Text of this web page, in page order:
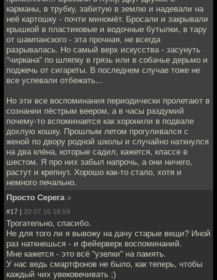
карманы, в трубку, забитую в землю и надевали на
неё картошку - почти миномёт. Бросали и закрывали
крышкой в пластиковые и водочные бутылки, в тару
от шампанского - эта прочная, не всегда
разрывалась. Но самый верх искусства - засунуть
"чиркана" по шляпку в грязь или в собачье дерьмо и
поджечь от сигареты. В последнем случае тоже не
все успевали отбежать...
Но эти все воспоминания периодически пролетают в
сознании пёстрым веером, а в часы раздумий
почему-то вспоминается как хоронили в подвале
дохлую кошку. Прошлым летом прогуливался с
женой по двору родной школы и случайно наткнулся
на два клёна, которые садил, кажется, классе в
шестом. Я про них забыл напрочь, а они ничего,
растут и крепнут. Хорошо как-то стало, хотя и
немного печально.
Просто Серега »
#17 | 20.07.16 18:59
Трогательно, спасибо.
Не для того ли я вывожу на дачу старые вещи? Иной
раз наткнешься - и фейерверк воспоминаний.
Мне кажется - это всё "узелки" на память.
У нас ведь смартфонов не было, как теперь, чтобы
каждый чих увековечивать ;)